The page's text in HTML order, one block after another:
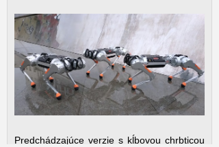
Predchádzajúce verzie s kĺbovou chrbticou